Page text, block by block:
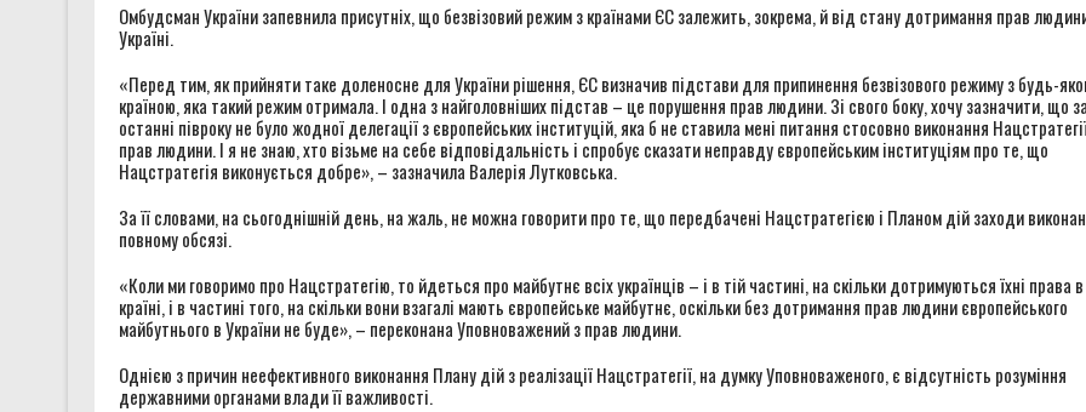
Омбудсман України запевнила присутніх, що безвізовий режим з країнами ЄС залежить, зокрема, й від стану дотримання прав
Україні.
«Перед тим, як прийняти таке доленосне для України рішення, ЄС визначив підстави для припинення безвізового режиму з будь-
країною, яка такий режим отримала. І одна з найголовніших підстав – це порушення прав людини. Зі свого боку, хочу зазначити, що
останні півроку не було жодної делегації з європейських інституцій, яка б не ставила мені питання стосовно виконання
прав людини. І я не знаю, хто візьме на себе відповідальність і спробує сказати неправду європейським інституціям про те, що
Нацстратегія виконується добре», – зазначила Валерія Лутковська.
За її словами, на сьогоднішній день, на жаль, не можна говорити про те, що передбачені Нацстратегією і Планом дій заходи
повному обсязі.
«Коли ми говоримо про Нацстратегію, то йдеться про майбутнє всіх українців – і в тій частині, на скільки дотримуються їхні права в
країні, і в частині того, на скільки вони взагалі мають європейське майбутнє, оскільки без дотримання прав людини європейського
майбутнього в України не буде», – переконана Уповноважений з прав людини.
Однією з причин неефективного виконання Плану дій з реалізації Нацстратегії, на думку Уповноваженого, є відсутність розуміння
державними органами влади її важливості.